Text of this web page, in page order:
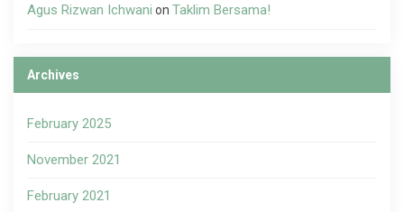
Agus Rizwan Ichwani on Taklim Bersama!
Archives
February 2025
November 2021
February 2021